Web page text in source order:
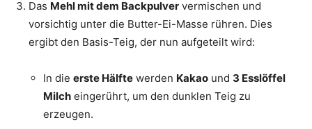
Das Mehl mit dem Backpulver vermischen und
vorsichtig unter die Butter-Ei-Masse rühren. Dies
ergibt den Basis-Teig, der nun aufgeteilt wird:
In die erste Hälfte werden Kakao und 3 Esslöffel
Milch eingerührt, um den dunklen Teig zu
erzeugen.